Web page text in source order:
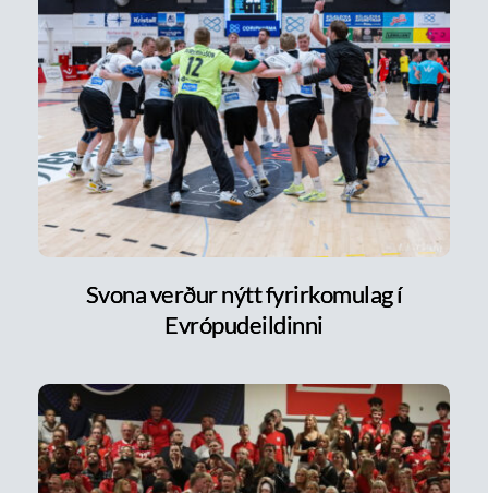
Svona verður nýtt fyrirkomulag í
Evrópudeildinni